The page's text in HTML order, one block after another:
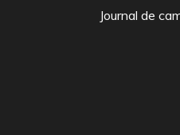
Journal de